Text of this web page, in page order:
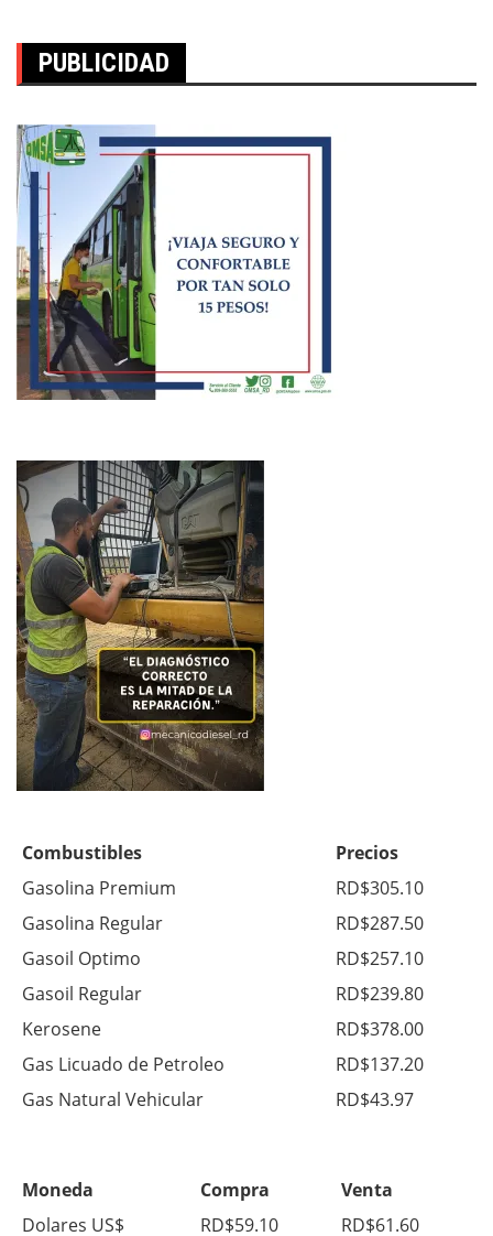
PUBLICIDAD
Combustibles
Precios
Gasolina Premium
RD$305.10
Gasolina Regular
RD$287.50
Gasoil Optimo
RD$257.10
Gasoil Regular
RD$239.80
Kerosene
RD$378.00
Gas Licuado de Petroleo
RD$137.20
Gas Natural Vehicular
RD$43.97
Moneda Compra
Venta
Dolares US$
RD$59.10 RD$61.60